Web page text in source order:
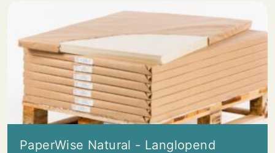
PaperWise Natural - Langlopend